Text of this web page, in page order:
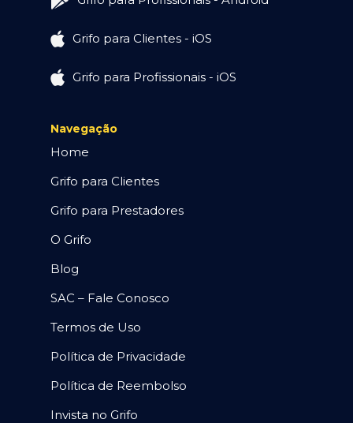
Grifo para Clientes - iOS
Grifo para Profissionais - iOS
Navegação
Home
Grifo para Clientes
Grifo para Prestadores
O Grifo
Blog
SAC – Fale Conosco
Termos de Uso
Política de Privacidade
Política de Reembolso
Invista no Grifo